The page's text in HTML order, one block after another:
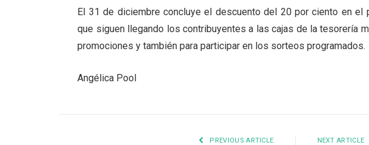
El 31 de diciembre concluye el descuento del 20 por ciento en el
que siguen llegando los contribuyentes a las cajas de la tesorería
promociones y también para participar en los sorteos programados.
Angélica Pool
PREVIOUS ARTICLE NEXT ARTICLE